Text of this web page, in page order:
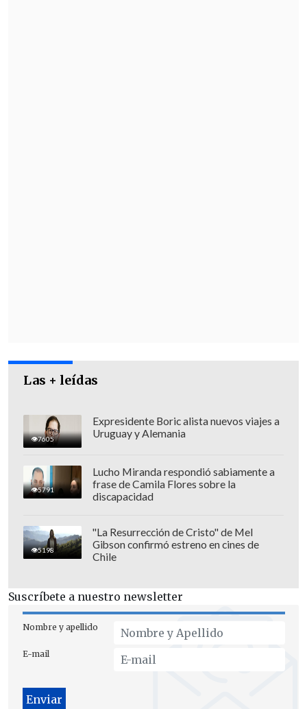
Las + leídas
7605
Expresidente Boric alista nuevos viajes a
Uruguay y Alemania
5791
Lucho Miranda respondió sabiamente a
frase de Camila Flores sobre la
discapacidad
5198
"La Resurrección de Cristo" de Mel
Gibson confirmó estreno en cines de
Chile
Suscríbete a nuestro newsletter
Nombre y apellido
E-mail